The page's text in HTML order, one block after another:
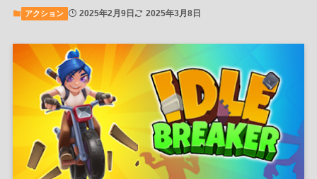
アクション 2025年2月9日 2025年3月8日